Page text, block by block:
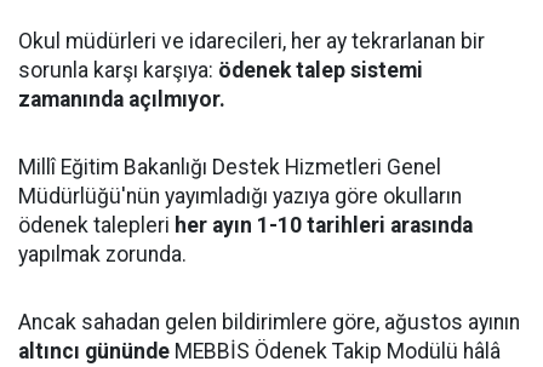
Okul müdürleri ve idarecileri, her ay tekrarlanan bir
sorunla karşı karşıya: ödenek talep sistemi
zamanında açılmıyor.
Millî Eğitim Bakanlığı Destek Hizmetleri Genel
Müdürlüğü'nün yayımladığı yazıya göre okulların
ödenek talepleri her ayın 1-10 tarihleri arasında
yapılmak zorunda.
Ancak sahadan gelen bildirimlere göre, ağustos ayının
altıncı gününde MEBBİS Ödenek Takip Modülü hâlâ